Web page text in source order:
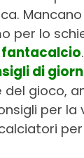
per lo
fantacalcio
di
del gioco,
per la